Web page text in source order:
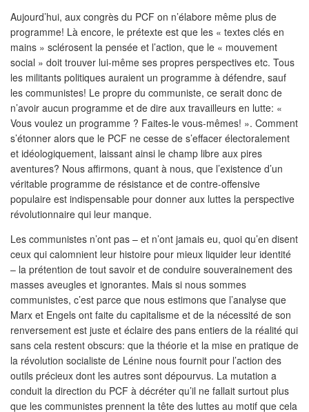
Aujourd’hui, aux congrès du PCF on n’élabore même plus de
programme! Là encore, le prétexte est que les « textes clés en
mains » sclérosent la pensée et l’action, que le « mouvement
social » doit trouver lui-même ses propres perspectives etc. Tous
les militants politiques auraient un programme à défendre, sauf
les communistes! Le propre du communiste, ce serait donc de
n’avoir aucun programme et de dire aux travailleurs en lutte: «
Vous voulez un programme ? Faites-le vous-mêmes! ». Comment
s’étonner alors que le PCF ne cesse de s’effacer électoralement
et idéologiquement, laissant ainsi le champ libre aux pires
aventures? Nous affirmons, quant à nous, que l’existence d’un
véritable programme de résistance et de contre-offensive
populaire est indispensable pour donner aux luttes la perspective
révolutionnaire qui leur manque.
Les communistes n’ont pas – et n’ont jamais eu, quoi qu’en disent
ceux qui calomnient leur histoire pour mieux liquider leur identité
– la prétention de tout savoir et de conduire souverainement des
masses aveugles et ignorantes. Mais si nous sommes
communistes, c’est parce que nous estimons que l’analyse que
Marx et Engels ont faite du capitalisme et de la nécessité de son
renversement est juste et éclaire des pans entiers de la réalité qui
sans cela restent obscurs: que la théorie et la mise en pratique de
la révolution socialiste de Lénine nous fournit pour l’action des
outils précieux dont les autres sont dépourvus. La mutation a
conduit la direction du PCF à décréter qu’il ne fallait surtout plus
que les communistes prennent la tête des luttes au motif que cela